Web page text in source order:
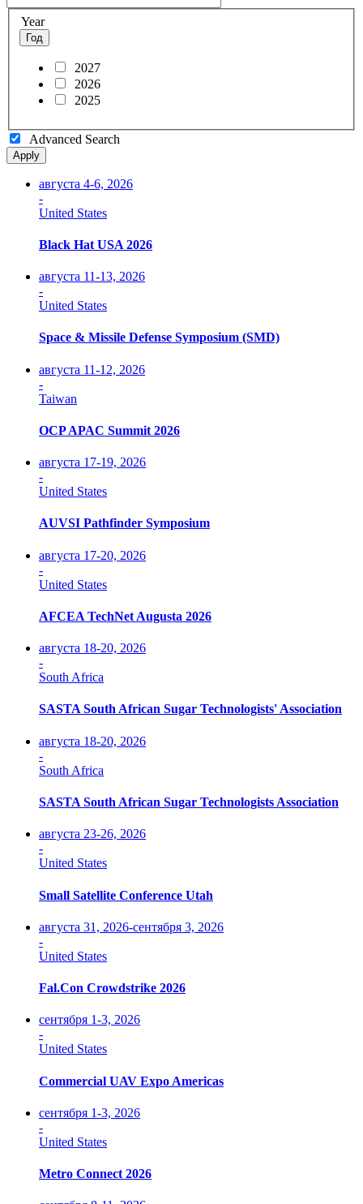
Year
Год
2027
2026
2025
Advanced Search
Apply
августа 4-6, 2026
-
United States
Black Hat USA 2026
августа 11-13, 2026
-
United States
Space & Missile Defense Symposium (SMD)
августа 11-12, 2026
-
Taiwan
OCP APAC Summit 2026
августа 17-19, 2026
-
United States
AUVSI Pathfinder Symposium
августа 17-20, 2026
-
United States
AFCEA TechNet Augusta 2026
августа 18-20, 2026
-
South Africa
SASTA South African Sugar Technologists' Association
августа 18-20, 2026
-
South Africa
SASTA South African Sugar Technologists Association
августа 23-26, 2026
-
United States
Small Satellite Conference Utah
августа 31, 2026-сентября 3, 2026
-
United States
Fal.Con Crowdstrike 2026
сентября 1-3, 2026
-
United States
Commercial UAV Expo Americas
сентября 1-3, 2026
-
United States
Metro Connect 2026